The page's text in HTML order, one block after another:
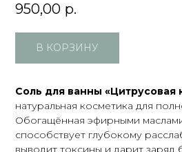
950,00 р.
В КОРЗИНУ
Соль для ванны «Цитрусовая
натуральная косметика для
Обогащённая эфирными
способствует глубокому
выводит токсины и дарит заряд